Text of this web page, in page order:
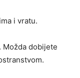
i vratu.
Možda dobijete